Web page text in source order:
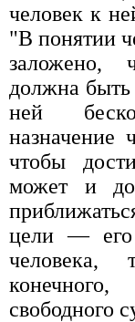
человек к
"В понятии
заложено,
должна
ней
назначение
чтобы
может и
цели — его
человека,
свободного